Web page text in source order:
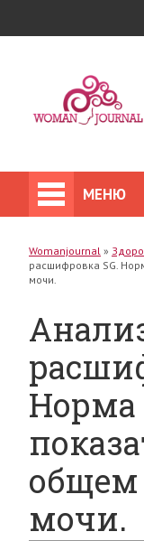
МЕНЮ
Womanjournal »
расшифровка SG.
мочи.
Норма
общем
мочи.